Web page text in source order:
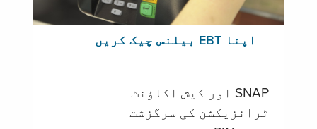
اپنا EBT بیلنس چیک کریں
SNAP اور کیش اکاؤنٹ
ٹرانزیکشن کی سرگزشت